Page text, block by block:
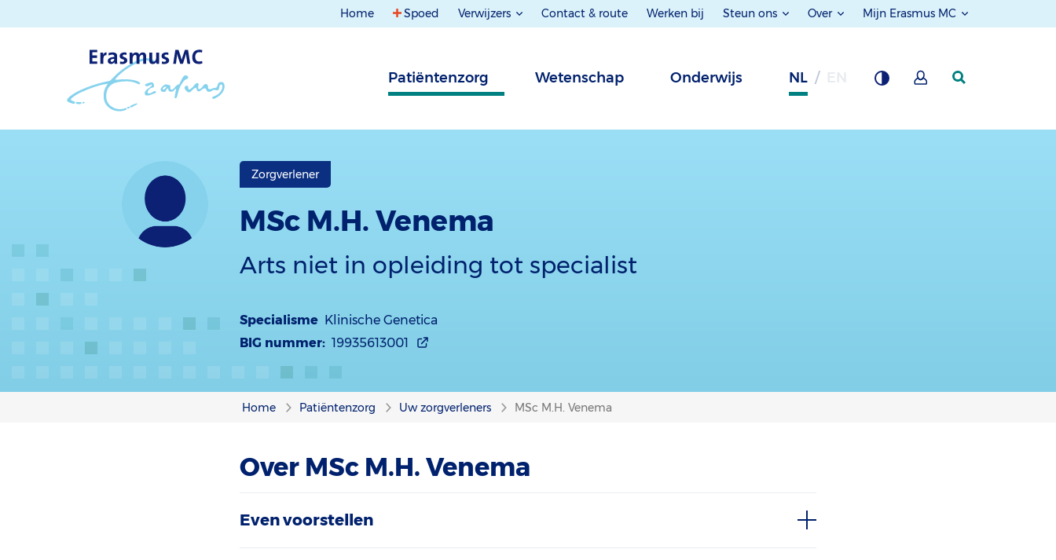
Home Spoed Verwijzers Contact & route Werken bij Steun ons Over Mijn Erasmus MC
Patiëntenzorg Wetenschap Onderwijs NL
Zorgverlener
MSc M.H. Venema
Arts niet in opleiding tot specialist
Specialisme Klinische Genetica
BIG nummer: 19935613001
Home Patiëntenzorg Uw zorgverleners MSc M.H. Venema
Over MSc M.H. Venema
Even voorstellen